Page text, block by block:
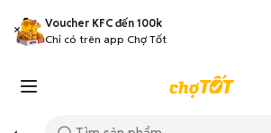
Voucher KFC đến 100k
Chỉ có trên app Chợ Tốt